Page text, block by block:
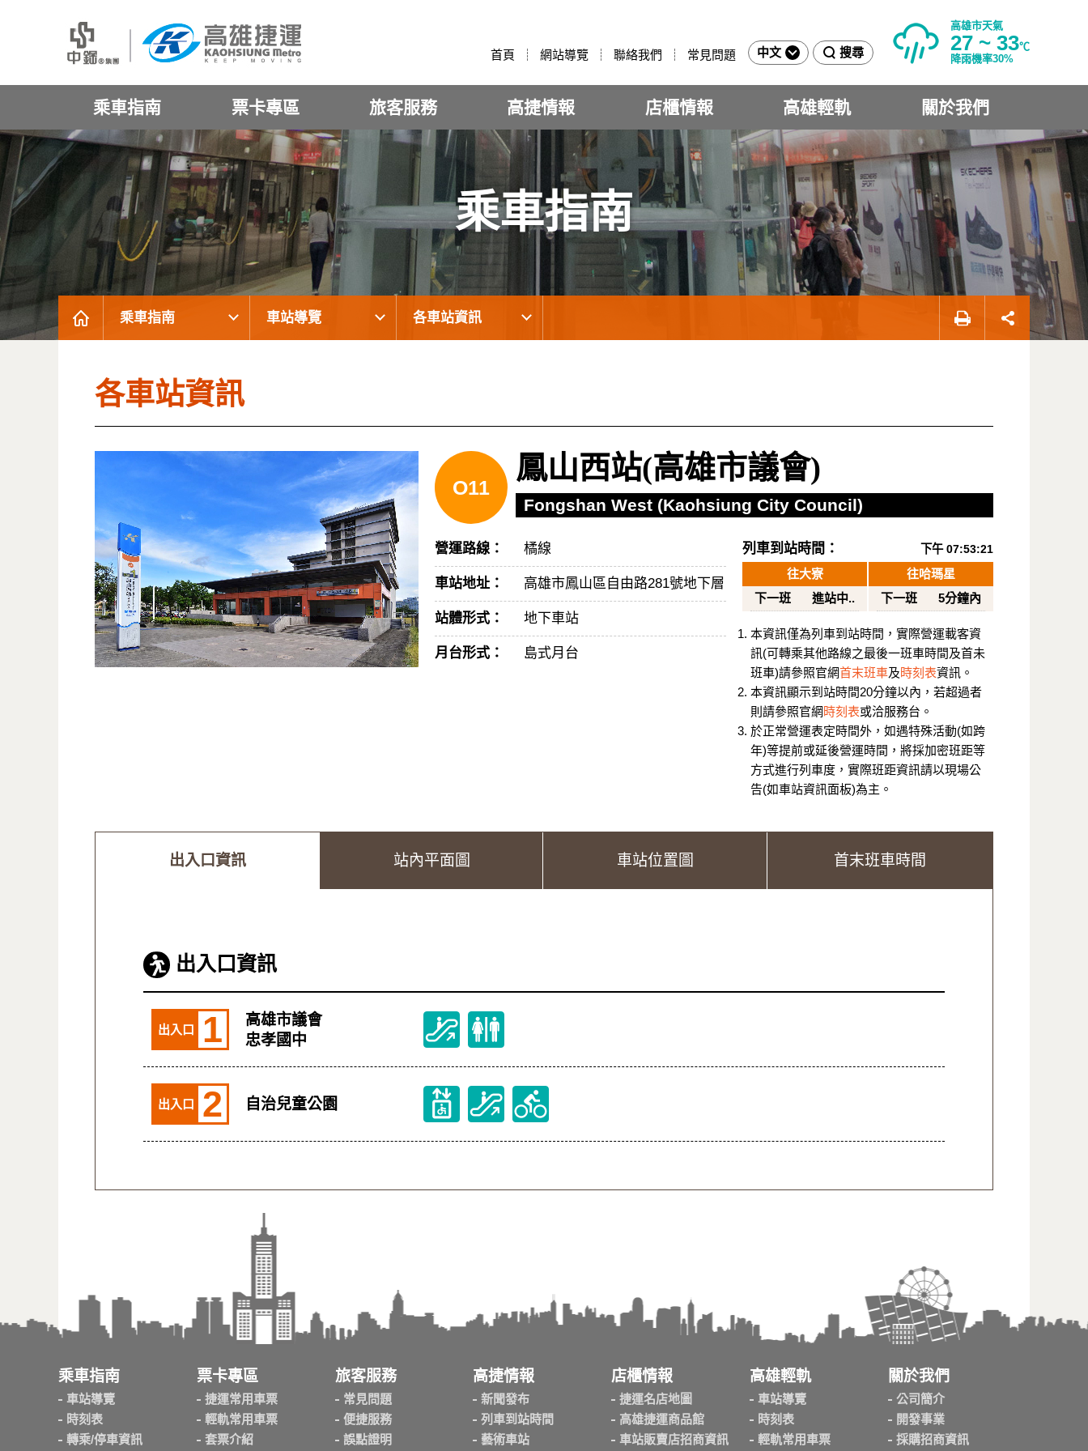
首頁 網站導覽 聯絡我們 常見問題 中文 搜尋
高雄市天氣
27 ~ 33℃
降雨機率30%
乘車指南 票卡專區 旅客服務 高捷情報 店櫃情報 高雄輕軌 關於我們
乘車指南
乘車指南 車站導覽 各車站資訊
各車站資訊
O11
鳳山西站(高雄市議會)
Fongshan West (Kaohsiung City Council)
營運路線： 橘線
車站地址： 高雄市鳳山區自由路281號地下層
站體形式： 地下車站
月台形式： 島式月台
列車到站時間： 下午 07:53:21
往大寮
下一班
進站中..
往哈瑪星
下一班
5分鐘內
本資訊僅為列車到站時間，實際營運載客資
訊(可轉乘其他路線之最後一班車時間及首未
班車)請參照官網首末班車及時刻表資訊。
本資訊顯示到站時間20分鐘以內，若超過者
則請參照官網 時刻表或洽服務台。
於正常營運表定時間外，如遇特殊活動(如跨
年)等提前或延後營運時間，將採加密班距等
方式進行列車度，實際班距資訊請以現場公
告(如車站資訊面板)為主。
出入口資訊 站內平面圖 車站位置圖 首末班車時間
出入口資訊
出入口 1
高雄市議會
忠孝國中
出入口 2 自治兒童公園
乘車指南
車站導覽
時刻表
轉乘/停車資訊
票卡專區
捷運常用車票
輕軌常用車票
套票介紹
旅客服務
常見問題
便捷服務
誤點證明
高捷情報
新聞發布
列車到站時間
藝術車站
店櫃情報
捷運名店地圖
高雄捷運商品館
車站販賣店招商資訊
高雄輕軌
車站導覽
時刻表
輕軌常用車票
關於我們
公司簡介
開發事業
採購招商資訊